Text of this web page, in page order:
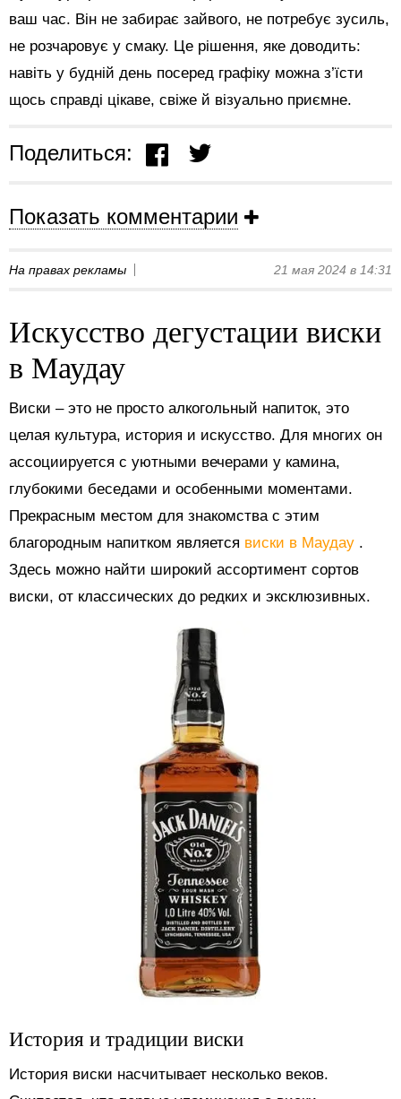
ваш час. Він не забирає зайвого, не потребує зусиль,
не розчаровує у смаку. Це рішення, яке доводить:
навіть у будній день посеред графіку можна з’їсти
щось справді цікаве, свіже й візуально приємне.
Поделиться:
Показать комментарии
На правах рекламы 21 мая 2024 в 14:31
Искусство дегустации виски
в Маудау
Виски – это не просто алкогольный напиток, это
целая культура, история и искусство. Для многих он
ассоциируется с уютными вечерами у камина,
глубокими беседами и особенными моментами.
Прекрасным местом для знакомства с этим
благородным напитком является виски в Маудау .
Здесь можно найти широкий ассортимент сортов
виски, от классических до редких и эксклюзивных.
История и традиции виски
История виски насчитывает несколько веков.